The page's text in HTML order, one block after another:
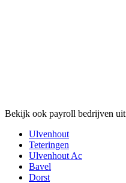
Bekijk ook payroll bedrijven uit
Ulvenhout
Teteringen
Ulvenhout Ac
Bavel
Dorst